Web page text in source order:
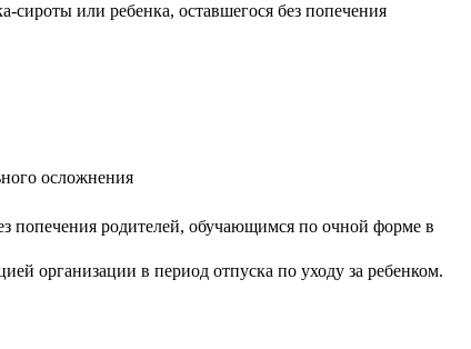
или ребенка, оставшегося без попечения
осложнения
попечения родителей, обучающимся по очной форме в
организации в период отпуска по уходу за ребенком.